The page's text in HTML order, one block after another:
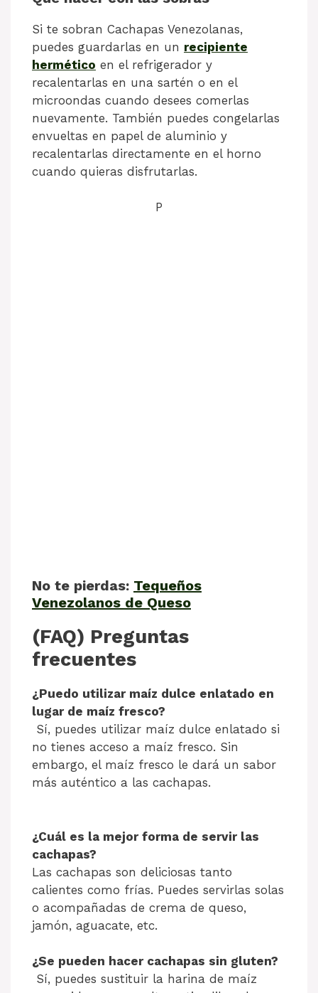
Si te sobran Cachapas Venezolanas,
puedes guardarlas en un recipiente
hermético en el refrigerador y
recalentarlas en una sartén o en el
microondas cuando desees comerlas
nuevamente. También puedes congelarlas
envueltas en papel de aluminio y
recalentarlas directamente en el horno
cuando quieras disfrutarlas.
P
No te pierdas: Tequeños
Venezolanos de Queso
(FAQ) Preguntas
frecuentes
¿Puedo utilizar maíz dulce enlatado en
lugar de maíz fresco?
Sí, puedes utilizar maíz dulce enlatado si
no tienes acceso a maíz fresco. Sin
embargo, el maíz fresco le dará un sabor
más auténtico a las cachapas.
¿Cuál es la mejor forma de servir las
cachapas?
Las cachapas son deliciosas tanto
calientes como frías. Puedes servirlas solas
o acompañadas de crema de queso,
jamón, aguacate, etc.
¿Se pueden hacer cachapas sin gluten?
Sí, puedes sustituir la harina de maíz